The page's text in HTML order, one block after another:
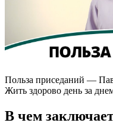
Польза приседаний —
Жить здорово день за
В чем